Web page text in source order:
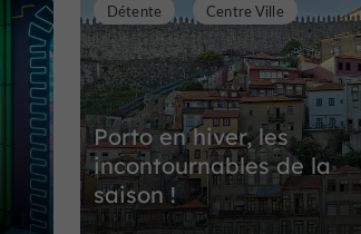
Porto en hiver, les
incontournables de la
saison !
Détente Centre Ville